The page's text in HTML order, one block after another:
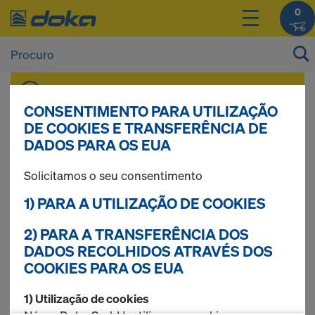
0
Iniciar sessão.
Vigas de cofragem
4 produtos encontrados
Mais procurados
Viga Doka H20 top N
CONSENTIMENTO PARA UTILIZAÇÃO
DE COOKIES E TRANSFERÊNCIA DE
DADOS PARA OS EUA
Solicitamos o seu consentimento
1) PARA A UTILIZAÇÃO DE COOKIES
2) PARA A TRANSFERÊNCIA DOS
DADOS RECOLHIDOS ATRAVÉS DOS
COOKIES PARA OS EUA
1) Utilização de cookies